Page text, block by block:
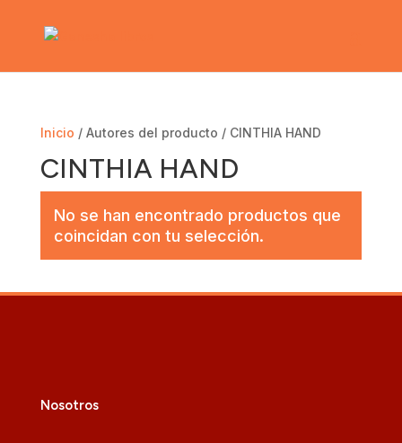
Inicio / Autores del producto / CINTHIA HAND
CINTHIA HAND
No se han encontrado productos que
coincidan con tu selección.
Nosotros